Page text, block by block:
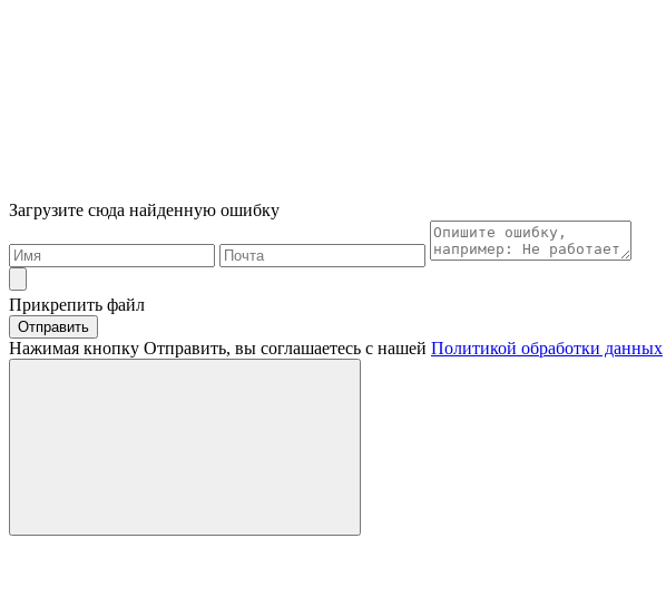
Загрузите сюда найденную ошибку
Прикрепить файл
Отправить
Нажимая кнопку Отправить, вы соглашаетесь с нашей Политикой обработки данных